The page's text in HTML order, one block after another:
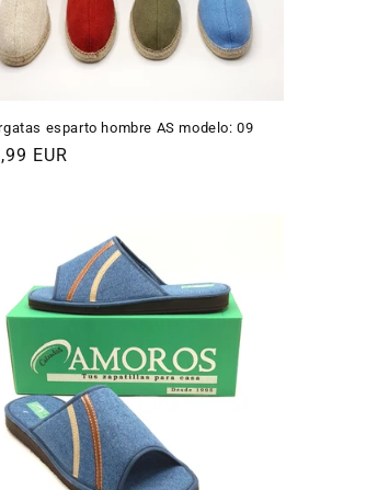
esparto hombre AS modelo: 09
EUR